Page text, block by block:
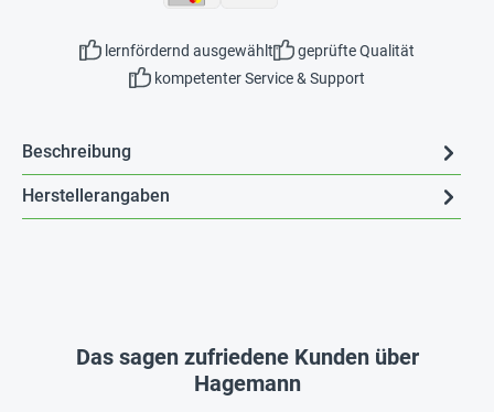
lernfördernd ausgewählt
geprüfte Qualität
kompetenter Service & Support
Beschreibung
Herstellerangaben
Das sagen zufriedene Kunden über
Hagemann